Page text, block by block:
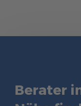
Berater